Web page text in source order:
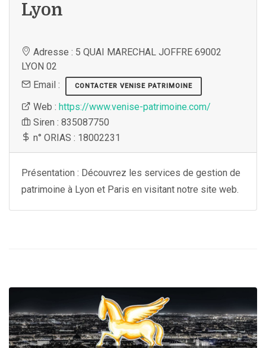
Lyon
Adresse : 5 QUAI MARECHAL JOFFRE 69002
LYON 02
Email :
CONTACTER VENISE PATRIMOINE
Web : https://www.venise-patrimoine.com/
Siren : 835087750
n° ORIAS : 18002231
Présentation : Découvrez les services de gestion de
patrimoine à Lyon et Paris en visitant notre site web.